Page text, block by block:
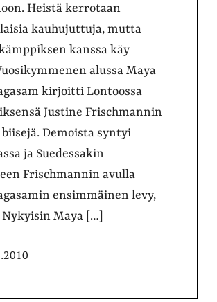
Heistä kerrotaan
kauhujuttuja, mutta
kanssa käy
alussa Maya
kirjoitti Lontoossa
Justine Frischmannin
biisejä. Demoista syntyi
ja Suedessakin
Frischmannin avulla
ensimmäinen levy,
Maya […]